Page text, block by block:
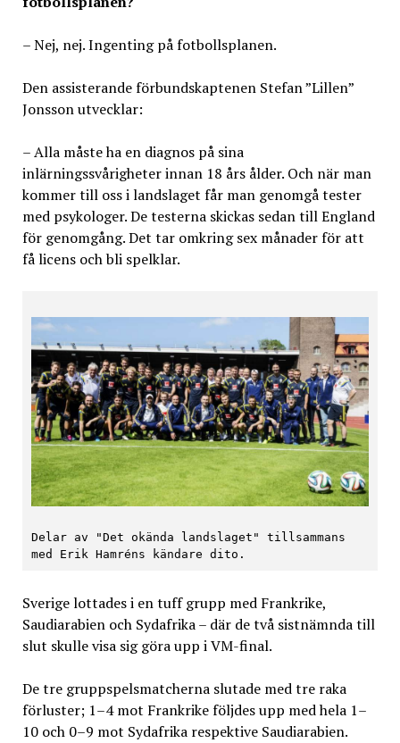
– Nej, nej. Ingenting på fotbollsplanen.
Den assisterande förbundskaptenen Stefan ”Lillen”
Jonsson utvecklar:
– Alla måste ha en diagnos på sina
inlärningssvårigheter innan 18 års ålder. Och när man
kommer till oss i landslaget får man genomgå tester
med psykologer. De testerna skickas sedan till England
för genomgång. Det tar omkring sex månader för att
få licens och bli spelklar.
Delar av "Det okända landslaget" tillsammans
med Erik Hamréns kändare dito.
Sverige lottades i en tuff grupp med Frankrike,
Saudiarabien och Sydafrika – där de två sistnämnda till
slut skulle visa sig göra upp i VM-final.
De tre gruppspelsmatcherna slutade med tre raka
förluster; 1–4 mot Frankrike följdes upp med hela 1–
10 och 0–9 mot Sydafrika respektive Saudiarabien.